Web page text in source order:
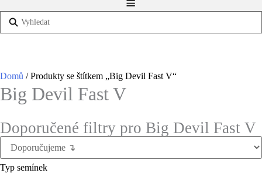
Domů / Produkty se štítkem „Big Devil Fast V“
Big Devil Fast V
Doporučené filtry pro Big Devil Fast V
Typ semínek